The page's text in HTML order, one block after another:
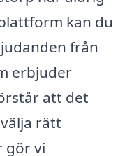
kan du
från
erbjuder
att det
rätt
gör vi